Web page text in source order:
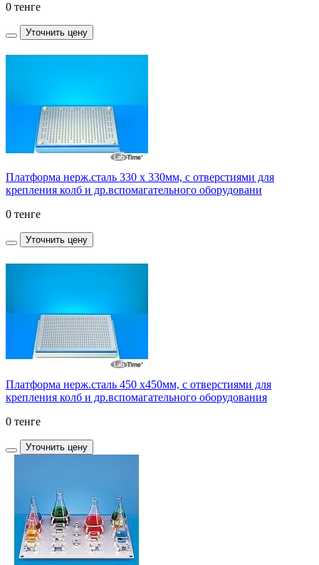
0 тенге
Уточнить цену
Платформа нерж.сталь 330 x 330мм, с отверстиями для
крепления колб и др.вспомагательного оборудовани
0 тенге
Уточнить цену
Платформа нерж.сталь 450 x450мм, с отверстиями для
крепления колб и др.вспомагательного оборудования
0 тенге
Уточнить цену